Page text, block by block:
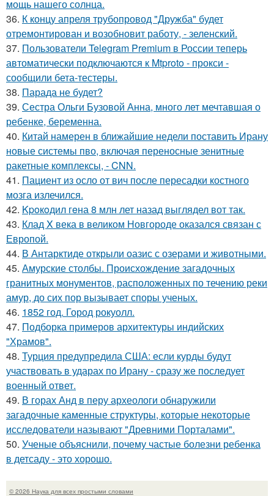
мощь нашего солнца.
36. К концу апреля трубопровод "Дружба" будет
отремонтирован и возобновит работу, - зеленский.
37. Пользователи Telegram Premium в России теперь
автоматически подключаются к Mtproto - прокси -
сообщили бета-тестеры.
38. Парада не будет?
39. Сестра Ольги Бузовой Анна, много лет мечтавшая о
ребенке, беременна.
40. Китай намерен в ближайшие недели поставить Ирану
новые системы пво, включая переносные зенитные
ракетные комплексы, - CNN.
41. Пациент из осло от вич после пересадки костного
мозга излечился.
42. Kpoкoдил гeна 8 млн лет назад выглядел вот так.
43. Клад X века в великом Новгороде оказался связан с
Европой.
44. В Антарктиде открыли оазис с озерами и животными.
45. Амурские столбы. Происхождение загадочных
гранитных монументов, расположенных по течению реки
амур, до сих пор вызывает споры ученых.
46. 1852 год. Город рокуолл.
47. Подборка примеров архитектуры индийских
"Храмов".
48. Турция предупредила США: если курды будут
участвовать в ударах по Ирану - сразу же последует
военный ответ.
49. В горах Анд в перу археологи обнаружили
загадочные каменные структуры, которые некоторые
исследователи называют "Древними Порталами".
50. Ученые объяснили, почему частые болезни ребенка
в детсаду - это хорошо.
© 2026 Наука для всех простыми словами